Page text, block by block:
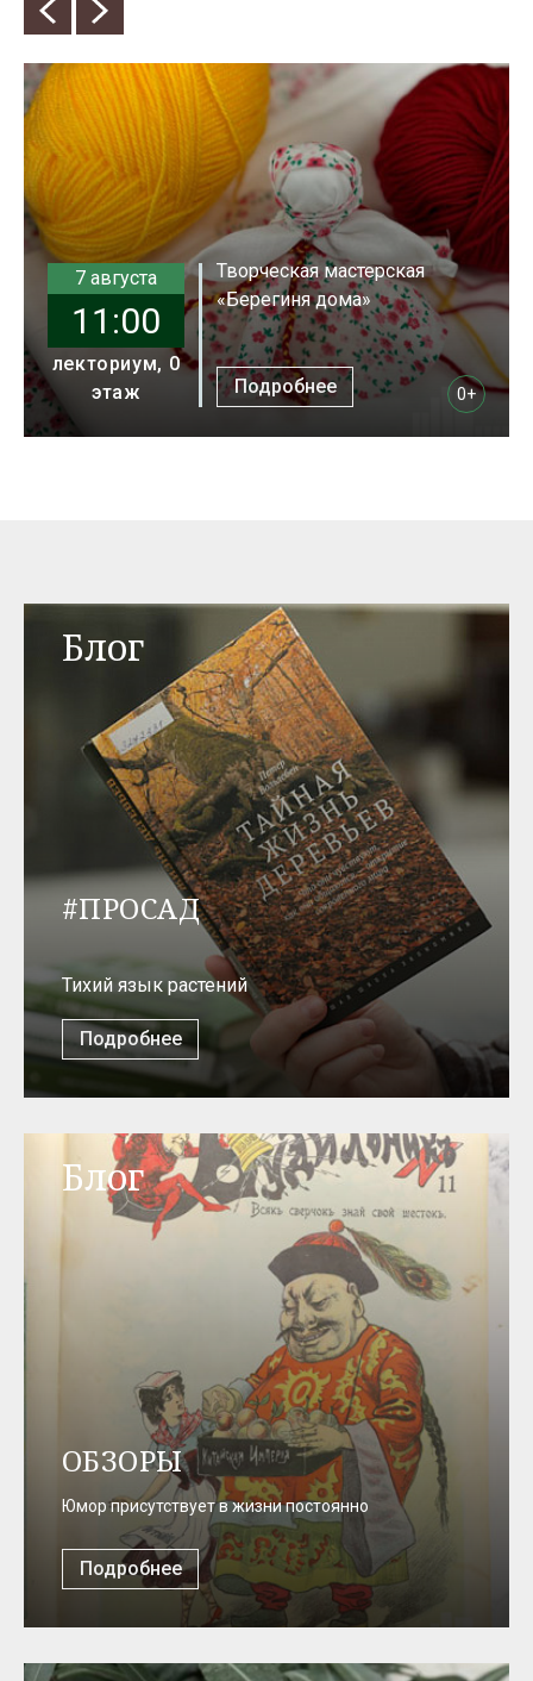
7 августа
11:00
лекториум, 0
этаж
Творческая мастерская
«Берегиня дома»
Подробнее 0+
Блог
#ПРОСАД
Тихий язык растений
Подробнее
Блог
ОБЗОРЫ
Юмор присутствует в жизни постоянно
Подробнее